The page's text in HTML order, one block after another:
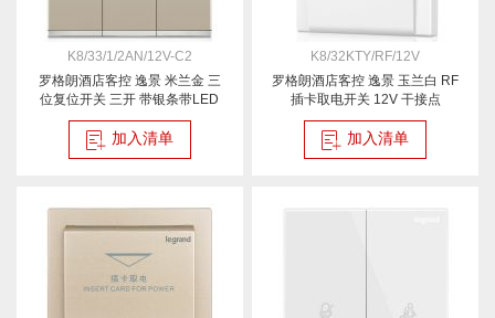
K8/33/1/2AN/12V-C2
罗格朗酒店客控 逸景 米兰金 三
位复位开关 三开 带银条带LED
12V
加入清单
K8/32KTY/RF/12V
罗格朗酒店客控 逸景 玉兰白 RF
插卡取电开关 12V 干接点
加入清单